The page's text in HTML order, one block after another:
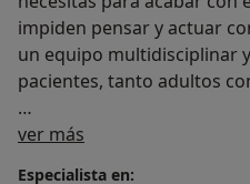
impiden pensar y actuar
un equipo multidisciplinar
pacientes, tanto adultos
Ofrecemos tratamientos
ver más
Especialista en: